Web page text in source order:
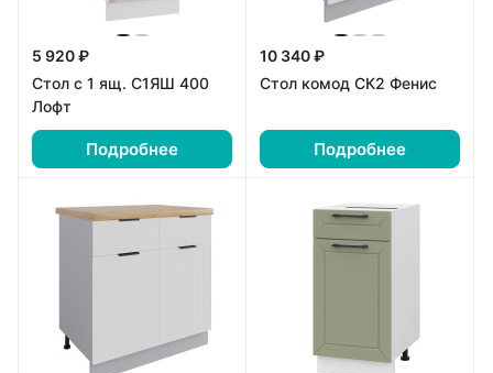
5 920 ₽
Стол с 1 ящ. С1ЯШ 400
Лофт
Подробнее
10 340 ₽
Стол комод СК2 Фенис
Подробнее